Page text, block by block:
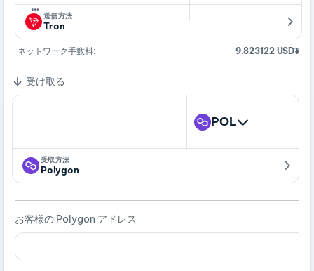
…
送信方法
Tron
ネットワーク手数料: 9.823122 USD₮
受け取る
POL
受取方法
Polygon
お客様の Polygon アドレス